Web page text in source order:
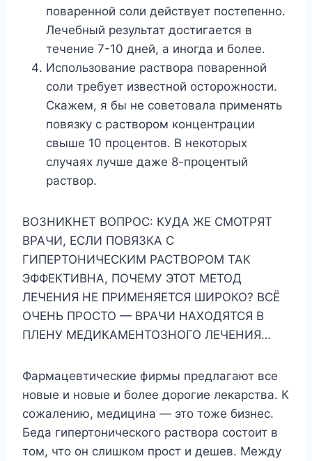
поваренной соли действует постепенно.
Лечебный результат достигается в
течение 7-10 дней, а иногда и более.
Использование раствора поваренной
соли требует известной осторожности.
Скажем, я бы не советовала применять
повязку с раствором концентрации
свыше 10 процентов. В некоторых
случаях лучше даже 8-процентый
раствор.
ВОЗНИКНЕТ ВОПРОС: КУДА ЖЕ СМОТРЯТ
ВРАЧИ, ЕСЛИ ПОВЯЗКА С
ГИПЕРТОНИЧЕСКИМ РАСТВОРОМ ТАК
ЭФФЕКТИВНА, ПОЧЕМУ ЭТОТ МЕТОД
ЛЕЧЕНИЯ НЕ ПРИМЕНЯЕТСЯ ШИРОКО? ВСЁ
ОЧЕНЬ ПРОСТО — ВРАЧИ НАХОДЯТСЯ В
ПЛЕНУ МЕДИКАМЕНТОЗНОГО ЛЕЧЕНИЯ…
Фармацевтические фирмы предлагают все
новые и новые и более дорогие лекарства. К
сожалению, медицина — это тоже бизнес.
Беда гипертонического раствора состоит в
том, что он слишком прост и дешев. Между